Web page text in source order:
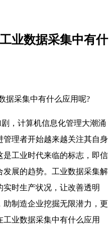
业数据采集中有什
据采集中有什么应用呢?
，计算机信息化管理大潮涌
理者开始越来越关注其自身
工业时代来临的标志，即信
展的趋势。工业数据采集解
时生产状况，让改善透明
制造企业挖掘无限潜力，更
工业数据采集中有什么应用